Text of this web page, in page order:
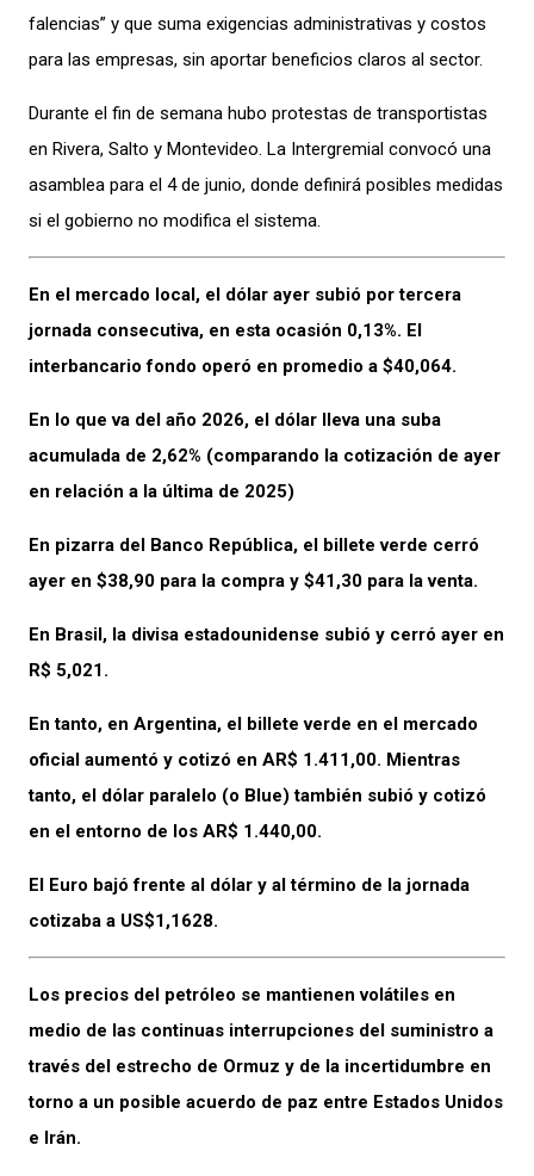
falencias” y que suma exigencias administrativas y costos
para las empresas, sin aportar beneficios claros al sector.
Durante el fin de semana hubo protestas de transportistas
en Rivera, Salto y Montevideo. La Intergremial convocó una
asamblea para el 4 de junio, donde definirá posibles medidas
si el gobierno no modifica el sistema.
En el mercado local, el dólar ayer subió por tercera
jornada consecutiva, en esta ocasión 0,13%. El
interbancario fondo operó en promedio a $40,064.
En lo que va del año 2026, el dólar lleva una suba
acumulada de 2,62% (comparando la cotización de ayer
en relación a la última de 2025)
En pizarra del Banco República, el billete verde cerró
ayer en $38,90 para la compra y $41,30 para la venta.
En Brasil, la divisa estadounidense subió y cerró ayer en
R$ 5,021.
En tanto, en Argentina, el billete verde en el mercado
oficial aumentó y cotizó en AR$ 1.411,00. Mientras
tanto, el dólar paralelo (o Blue) también subió y cotizó
en el entorno de los AR$ 1.440,00.
El Euro bajó frente al dólar y al término de la jornada
cotizaba a US$1,1628.
Los precios del petróleo se mantienen volátiles en
medio de las continuas interrupciones del suministro a
través del estrecho de Ormuz y de la incertidumbre en
torno a un posible acuerdo de paz entre Estados Unidos
e Irán.